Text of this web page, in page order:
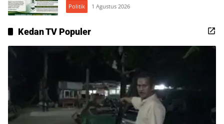
Politik 1 Agustus 2026
Kedan TV Populer